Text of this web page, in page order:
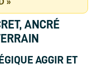
»
ANCRÉ
AGGIR ET